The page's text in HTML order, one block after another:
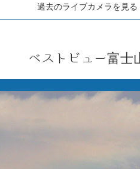
過去のライブカメラを見る
ベストビュー富士